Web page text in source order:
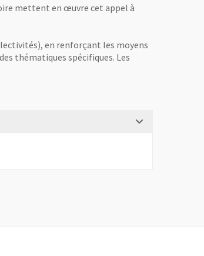
mettent en œuvre cet appel à
en renforçant les moyens
thématiques spécifiques. Les